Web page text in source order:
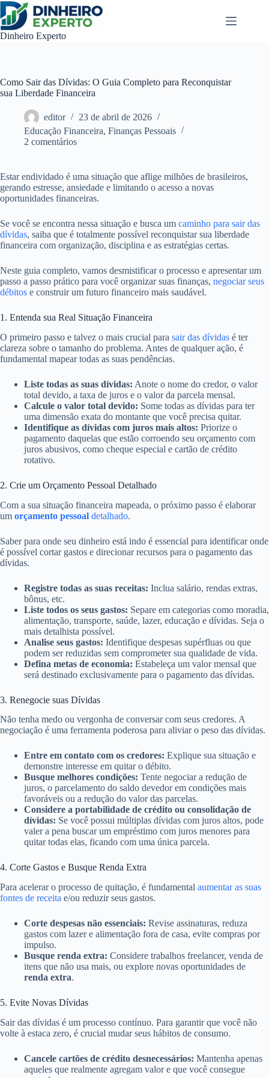
Pular
para
o
conteúdo
Dinheiro Experto
Como Sair das Dívidas: O Guia Completo para Reconquistar
sua Liberdade Financeira
editor
23 de abril de 2026
Educação Financeira, Finanças Pessoais
2 comentários
Estar endividado é uma situação que aflige milhões de brasileiros,
gerando estresse, ansiedade e limitando o acesso a novas
oportunidades financeiras.
Se você se encontra nessa situação e busca um caminho para sair das
dívidas, saiba que é totalmente possível reconquistar sua liberdade
financeira com organização, disciplina e as estratégias certas.
Neste guia completo, vamos desmistificar o processo e apresentar um
passo a passo prático para você organizar suas finanças, negociar seus
débitos e construir um futuro financeiro mais saudável.
1. Entenda sua Real Situação Financeira
O primeiro passo e talvez o mais crucial para sair das dívidas é ter
clareza sobre o tamanho do problema. Antes de qualquer ação, é
fundamental mapear todas as suas pendências.
Liste todas as suas dívidas: Anote o nome do credor, o valor
total devido, a taxa de juros e o valor da parcela mensal.
Calcule o valor total devido: Some todas as dívidas para ter
uma dimensão exata do montante que você precisa quitar.
Identifique as dívidas com juros mais altos: Priorize o
pagamento daquelas que estão corroendo seu orçamento com
juros abusivos, como cheque especial e cartão de crédito
rotativo.
2. Crie um Orçamento Pessoal Detalhado
Com a sua situação financeira mapeada, o próximo passo é elaborar
um orçamento pessoal detalhado.
Saber para onde seu dinheiro está indo é essencial para identificar onde
é possível cortar gastos e direcionar recursos para o pagamento das
dívidas.
Registre todas as suas receitas: Inclua salário, rendas extras,
bônus, etc.
Liste todos os seus gastos: Separe em categorias como moradia,
alimentação, transporte, saúde, lazer, educação e dívidas. Seja o
mais detalhista possível.
Analise seus gastos: Identifique despesas supérfluas ou que
podem ser reduzidas sem comprometer sua qualidade de vida.
Defina metas de economia: Estabeleça um valor mensal que
será destinado exclusivamente para o pagamento das dívidas.
3. Renegocie suas Dívidas
Não tenha medo ou vergonha de conversar com seus credores. A
negociação é uma ferramenta poderosa para aliviar o peso das dívidas.
Entre em contato com os credores: Explique sua situação e
demonstre interesse em quitar o débito.
Busque melhores condições: Tente negociar a redução de
juros, o parcelamento do saldo devedor em condições mais
favoráveis ou a redução do valor das parcelas.
Considere a portabilidade de crédito ou consolidação de
dívidas: Se você possui múltiplas dívidas com juros altos, pode
valer a pena buscar um empréstimo com juros menores para
quitar todas elas, ficando com uma única parcela.
4. Corte Gastos e Busque Renda Extra
Para acelerar o processo de quitação, é fundamental aumentar as suas
fontes de receita e/ou reduzir seus gastos.
Corte despesas não essenciais: Revise assinaturas, reduza
gastos com lazer e alimentação fora de casa, evite compras por
impulso.
Busque renda extra: Considere trabalhos freelancer, venda de
itens que não usa mais, ou explore novas oportunidades de
renda extra.
5. Evite Novas Dívidas
Sair das dívidas é um processo contínuo. Para garantir que você não
volte à estaca zero, é crucial mudar seus hábitos de consumo.
Cancele cartões de crédito desnecessários: Mantenha apenas
aqueles que realmente agregam valor e que você consegue